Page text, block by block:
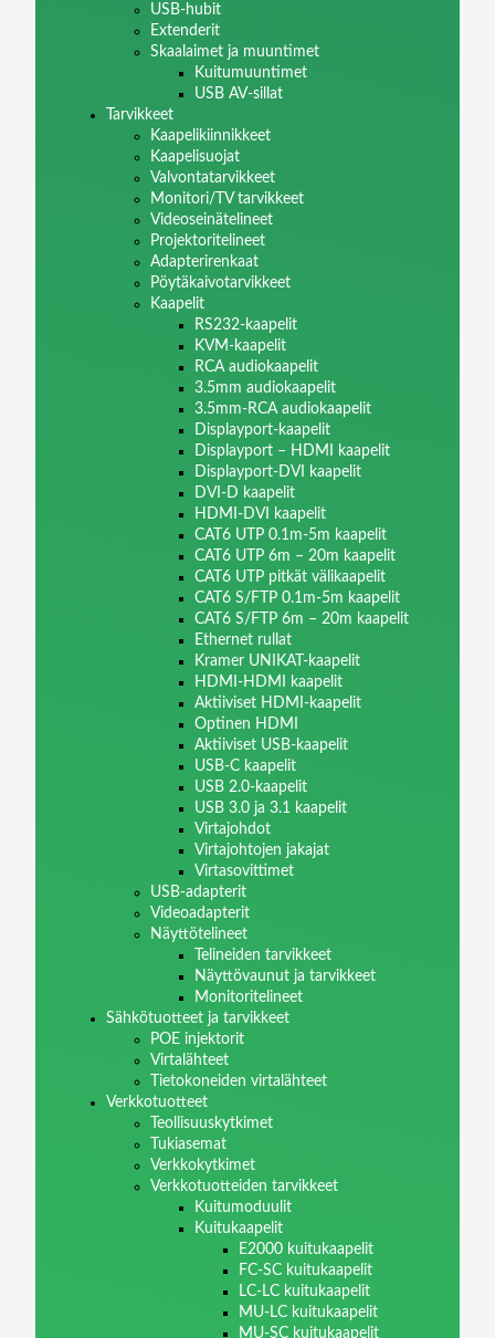
USB-hubit
Extenderit
Skaalaimet ja muuntimet
Kuitumuuntimet
USB AV-sillat
Tarvikkeet
Kaapelikiinnikkeet
Kaapelisuojat
Valvontatarvikkeet
Monitori/TV tarvikkeet
Videoseinätelineet
Projektoritelineet
Adapterirenkaat
Pöytäkaivotarvikkeet
Kaapelit
RS232-kaapelit
KVM-kaapelit
RCA audiokaapelit
3.5mm audiokaapelit
3.5mm-RCA audiokaapelit
Displayport-kaapelit
Displayport – HDMI kaapelit
Displayport-DVI kaapelit
DVI-D kaapelit
HDMI-DVI kaapelit
CAT6 UTP 0.1m-5m kaapelit
CAT6 UTP 6m – 20m kaapelit
CAT6 UTP pitkät välikaapelit
CAT6 S/FTP 0.1m-5m kaapelit
CAT6 S/FTP 6m – 20m kaapelit
Ethernet rullat
Kramer UNIKAT-kaapelit
HDMI-HDMI kaapelit
Aktiiviset HDMI-kaapelit
Optinen HDMI
Aktiiviset USB-kaapelit
USB-C kaapelit
USB 2.0-kaapelit
USB 3.0 ja 3.1 kaapelit
Virtajohdot
Virtajohtojen jakajat
Virtasovittimet
USB-adapterit
Videoadapterit
Näyttötelineet
Telineiden tarvikkeet
Näyttövaunut ja tarvikkeet
Monitoritelineet
Sähkötuotteet ja tarvikkeet
POE injektorit
Virtalähteet
Tietokoneiden virtalähteet
Verkkotuotteet
Teollisuuskytkimet
Tukiasemat
Verkkokytkimet
Verkkotuotteiden tarvikkeet
Kuitumoduulit
Kuitukaapelit
E2000 kuitukaapelit
FC-SC kuitukaapelit
LC-LC kuitukaapelit
MU-LC kuitukaapelit
MU-SC kuitukaapelit